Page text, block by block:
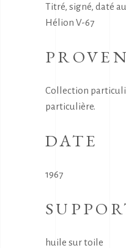
Titré, signé, daté
Hélion V-67
Collection
particulière.
DATE
1967
huile sur toile